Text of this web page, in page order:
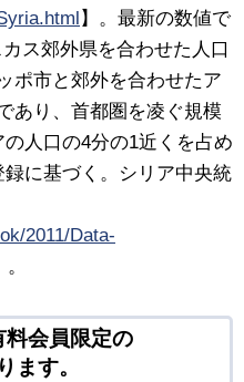
】。最新の数値で
ス郊外県を合わせた人口
ポ市と郊外を合わせたア
あり、首都圏を凌ぐ規模
人口の4分の1近くを占め
に基づく。シリア中央統
2011/Data-
。
料会員限定の
ます。